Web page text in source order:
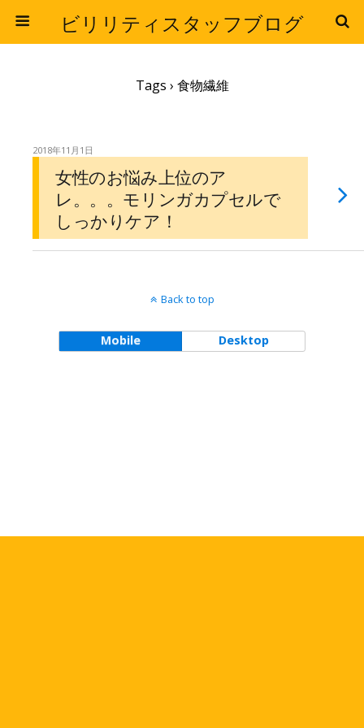
ビリリティスタッフブログ
Tags › 食物繊維
2018年11月1日
女性のお悩み上位のア
レ。。。モリンガカプセルで
しっかりケア！
Back to top
Mobile Desktop